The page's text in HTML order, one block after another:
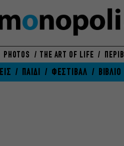
PHOTOS THE ART OF LIFE
ΠΑΙΔΙ ΦΕΣΤΙΒΑΛ ΒΙΒΛΙΟ